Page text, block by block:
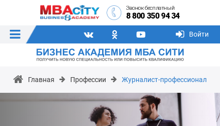
Звонок бесплатный
8 800 350 94 34
Войти
Главная Профессии Журналист-профессионал